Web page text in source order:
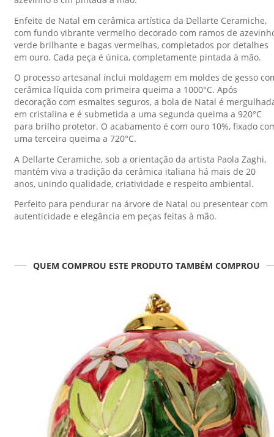
Enfeite de Natal em cerâmica artística da Dellarte Ceramiche,
com fundo vibrante vermelho decorado com ramos de
verde brilhante e bagas vermelhas, completados por detalhes
em ouro. Cada peça é única, completamente pintada à mão.
O processo artesanal inclui moldagem em moldes de gesso
cerâmica líquida com primeira queima a 1000°C. Após
decoração com esmaltes seguros, a bola de Natal é
em cristalina e é submetida a uma segunda queima a 920°C
para brilho protetor. O acabamento é com ouro 10%, fixado
uma terceira queima a 720°C.
A Dellarte Ceramiche, sob a orientação da artista Paola Zaghi,
mantém viva a tradição da cerâmica italiana há mais de 20
anos, unindo qualidade, criatividade e respeito ambiental.
Perfeito para pendurar na árvore de Natal ou presentear com
autenticidade e elegância em peças feitas à mão.
QUEM COMPROU ESTE PRODUTO TAMBÉM COMPROU